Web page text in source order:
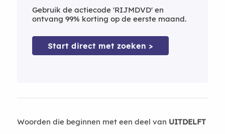
Gebruik de actiecode 'RIJMDVD' en
ontvang 99% korting op de eerste maand.
Start direct met zoeken >
Woorden die beginnen met een deel van UITDELFT